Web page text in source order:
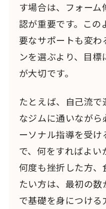
す場合は、フォー
認が重要です。この
要なサポートも変わ
ンを選ぶより、目
が大切です。
たとえば、自己流
なジムに通いなが
ーソナル指導を受
で、何をすればよ
何度も挫折した方、
たい方は、最初の
で基礎を身につける